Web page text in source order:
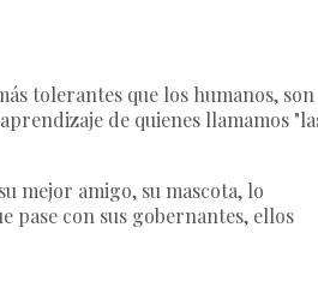
tolerantes que los humanos, son
de quienes llamamos
mejor amigo, su mascota, lo
pase con sus gobernantes, ellos